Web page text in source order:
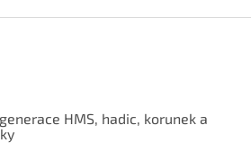
HMS, hadic, korunek a